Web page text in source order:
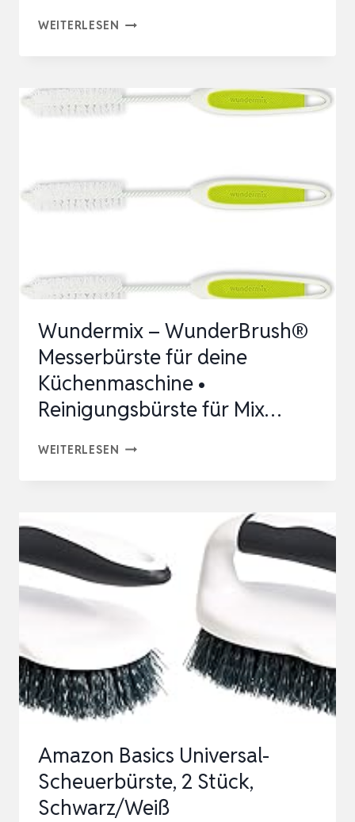
WEITERLESEN BOSCH
UNIVERSALBRUSH
AKKU,
KABEL
4
REI…
Wundermix – WunderBrush®
Messerbürste für deine
Küchenmaschine •
Reinigungsbürste für Mix…
WEITERLESEN WUNDERMIX
DEINE
KÜCHENMASCHINE
REINIGUNGSBÜRSTE
FÜR
MIX…
Amazon Basics Universal-
Scheuerbürste, 2 Stück,
Schwarz/Weiß